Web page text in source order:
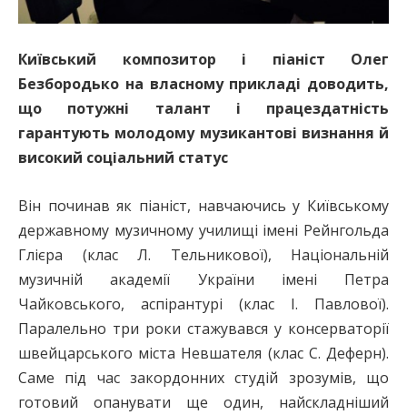
Київський композитор і піаніст Олег
Безбородько на власному прикладі доводить,
що потужні талант і працездатність
гарантують молодому музикантові визнання й
високий соціальний статус
Він починав як піаніст, навчаючись у Київському
державному музичному училищі імені Рейнгольда
Глієра (клас Л. Тельникової), Національній
музичній академії України імені Петра
Чайковського, аспірантурі (клас І. Павлової).
Паралельно три роки стажувався у консерваторії
швейцарського міста Невшателя (клас С. Деферн).
Саме під час закордонних студій зрозумів, що
готовий опанувати ще один, найскладніший